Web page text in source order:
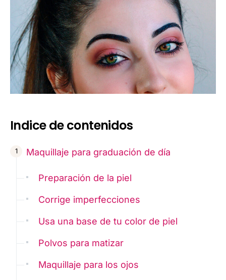
Indice de contenidos
Maquillaje para graduación de día
Preparación de la piel
Corrige imperfecciones
Usa una base de tu color de piel
Polvos para matizar
Maquillaje para los ojos